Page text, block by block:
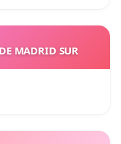
MADRID SUR